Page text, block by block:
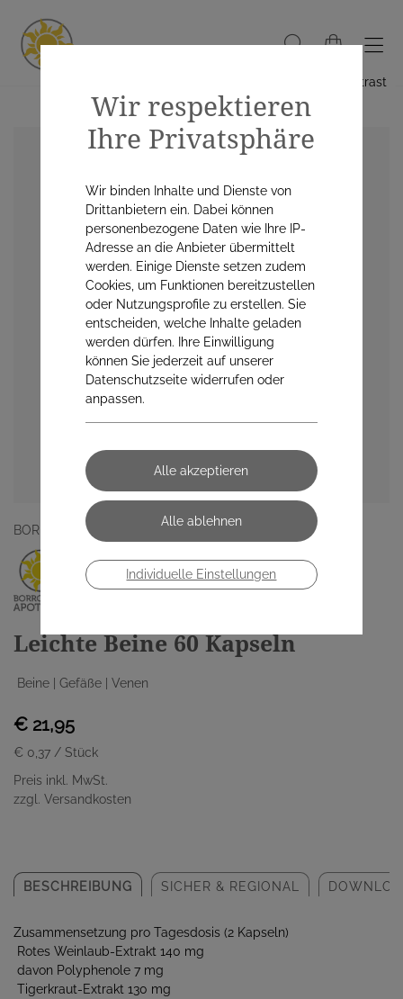
Hoher Kontrast
BORROMÄUS APOTHEKE
Leichte Beine 60 Kapseln
Beine | Gefäße | Venen
€ 21,95
€ 0,37 / Stück
Preis inkl. MwSt.
zzgl. Versandkosten
BESCHREIBUNG SICHER & REGIONAL
Zusammensetzung pro Tagesdosis (2 Kapseln)
Rotes Weinlaub-Extrakt 140 mg
davon Polyphenole 7 mg
Tigerkraut-Extrakt 130 mg
Wir respektieren
Ihre Privatsphäre
Wir binden Inhalte und Dienste von
Drittanbietern ein. Dabei können
personenbezogene Daten wie Ihre IP-
Adresse an die Anbieter übermittelt
werden. Einige Dienste setzen zudem
Cookies, um Funktionen bereitzustellen
oder Nutzungsprofile zu erstellen. Sie
entscheiden, welche Inhalte geladen
werden dürfen. Ihre Einwilligung
können Sie jederzeit auf unserer
Datenschutzseite widerrufen oder
anpassen.
Individuelle Einstellungen